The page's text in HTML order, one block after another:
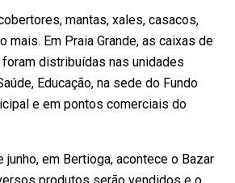
mantas, xales, casacos,
mais. Em Praia Grande, as caixas de
distribuídas nas unidades
Educação, na sede do Fundo
e em pontos comerciais do
junho, em Bertioga, acontece o Bazar